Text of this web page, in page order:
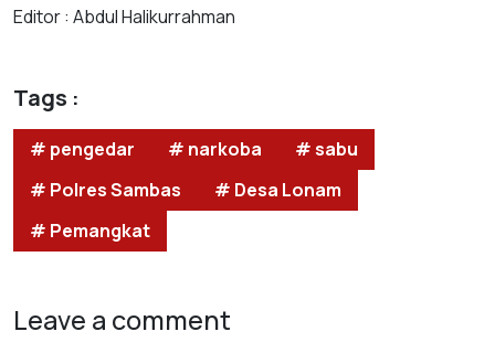
Editor : Abdul Halikurrahman
Tags :
# pengedar # narkoba
# sabu
# Polres Sambas
# Desa Lonam
# Pemangkat
Leave a comment